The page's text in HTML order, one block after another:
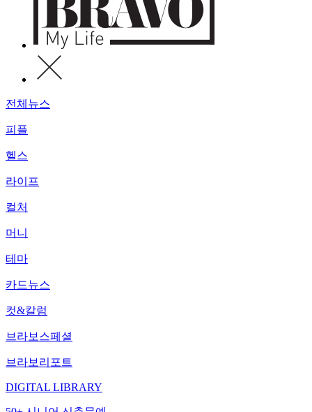
전체뉴스
피플
헬스
라이프
컬처
머니
테마
카드뉴스
컷&칼럼
브라보스페셜
브라보리포트
DIGITAL LIBRARY